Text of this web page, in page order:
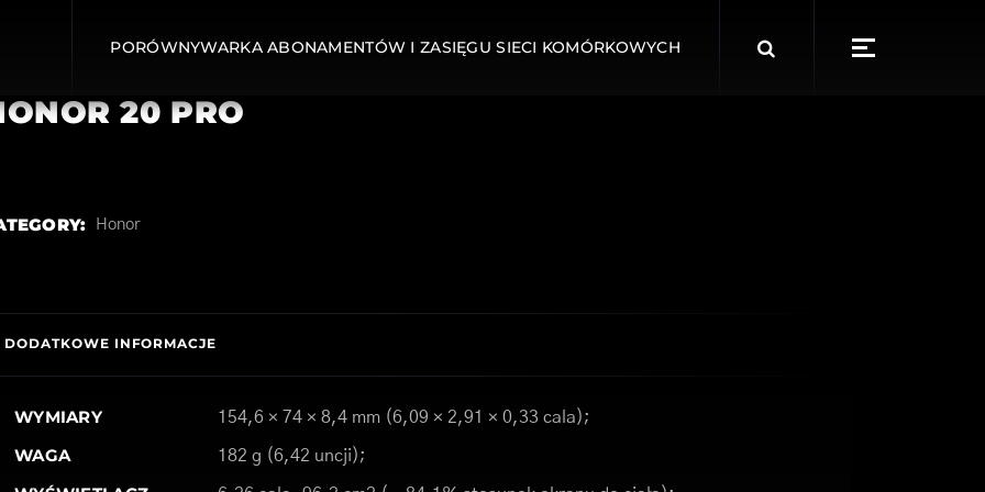
PORÓWNYWARKA ABONAMENTÓW I ZASIĘGU SIECI KOMÓRKOWYCH
for:
20 PRO
Honor
DODATKOWE INFORMACJE
WYMIARY 154,6 × 74 × 8,4 mm (6,09 × 2,91 × 0,33 cala);
WAGA 182 g (6,42 uncji);